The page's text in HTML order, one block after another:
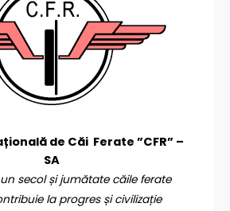
de Căi Ferate ”CFR” –
SA
secol și jumătate căile ferate
la progres și civilizație